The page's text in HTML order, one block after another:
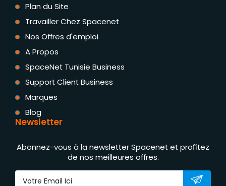
Plan du Site
Travailler Chez Spacenet
Nos Offres d'emploi
A Propos
SpaceNet Tunisie Business
Support Client Business
Marques
Blog
Newsletter
Abonnez-vous à la newsletter Spacenet et profitez
de nos meilleures offres.